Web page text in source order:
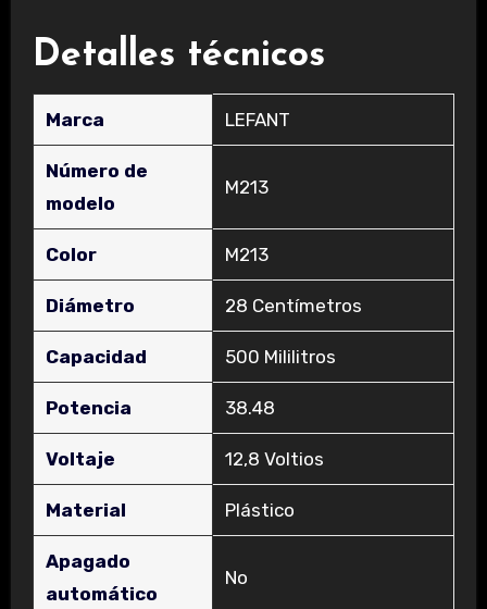
Detalles técnicos
Marca ‎LEFANT
Número de
modelo
‎M213
Color ‎M213
Diámetro ‎28 Centímetros
Capacidad ‎500 Mililitros
Potencia ‎38.48
Voltaje ‎12,8 Voltios
Material ‎Plástico
Apagado
automático
‎No